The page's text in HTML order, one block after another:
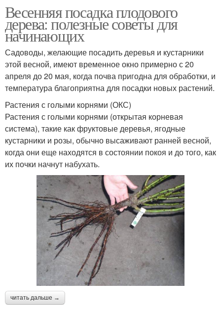
Весенняя посадка плодового
дерева: полезные советы для
начинающих
Садоводы, желающие посадить деревья и кустарники
этой весной, имеют временное окно примерно с 20
апреля до 20 мая, когда почва пригодна для обработки, и
температура благоприятна для посадки новых растений.
Растения с голыми корнями (ОКС)
Растения с голыми корнями (открытая корневая
система), такие как фруктовые деревья, ягодные
кустарники и розы, обычно высаживают ранней весной,
когда они еще находятся в состоянии покоя и до того, как
их почки начнут набухать.
читать дальше →